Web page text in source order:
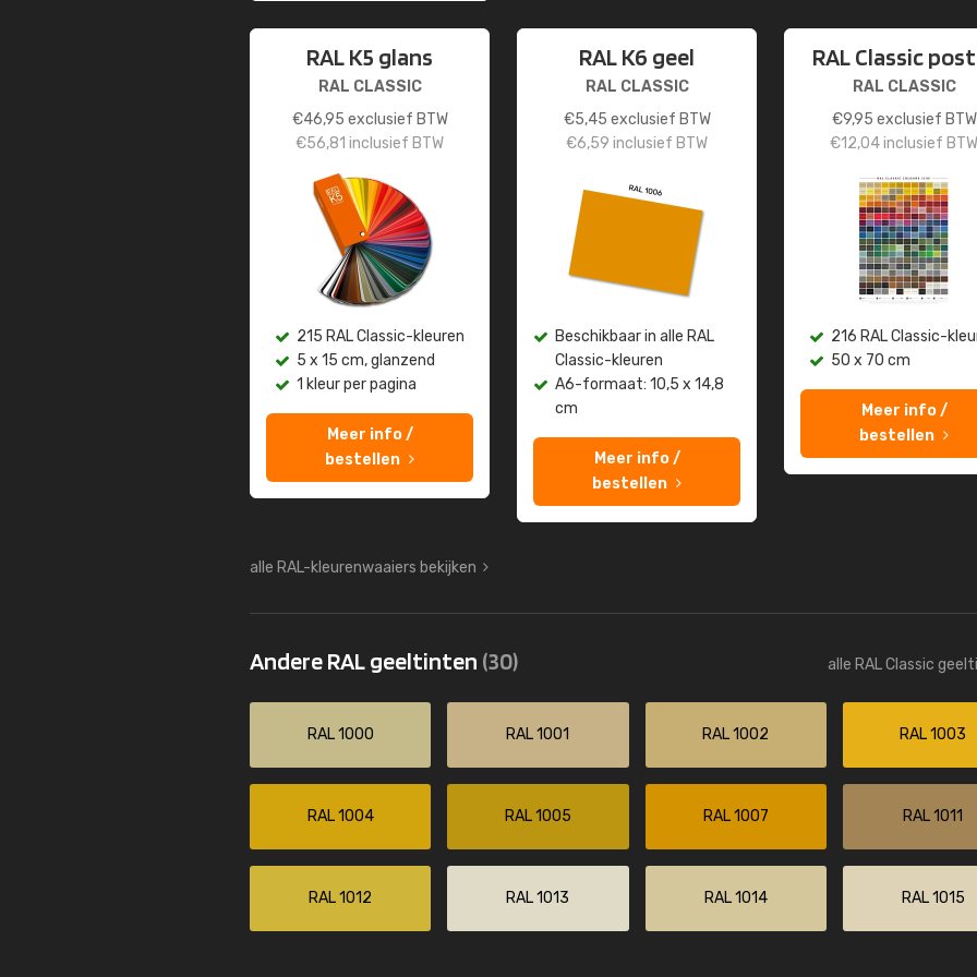
RAL K5 glans
RAL CLASSIC
€46,95 exclusief BTW
€56,81 inclusief BTW
215 RAL Classic-kleuren
5 x 15 cm, glanzend
1 kleur per pagina
Meer info /
bestellen
RAL K6 geel
RAL CLASSIC
€5,45 exclusief BTW
€6,59 inclusief BTW
Beschikbaar in alle RAL
Classic-kleuren
A6-formaat: 10,5 x 14,8
cm
Meer info /
bestellen
RAL Classic
RAL CLASSIC
€9,95 exclusief BTW
€12,04inclusief BTW
216 RAL Classic-
50 x 70 cm
Meer info /
bestellen
alle RAL-kleurenwaaiers bekijken
Andere RAL geeltinten (30) alle RAL Classic
RAL 1000 RAL 1001 RAL 1002 RAL 1003
RAL 1004 RAL 1005 RAL 1007 RAL 1011
RAL 1012 RAL 1013 RAL 1014 RAL 1015